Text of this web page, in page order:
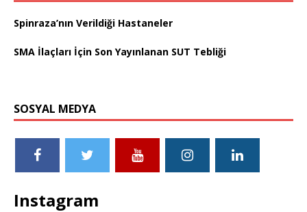
Spinraza’nın Verildiği Hastaneler
SMA İlaçları İçin Son Yayınlanan SUT Tebliği
SOSYAL MEDYA
Instagram